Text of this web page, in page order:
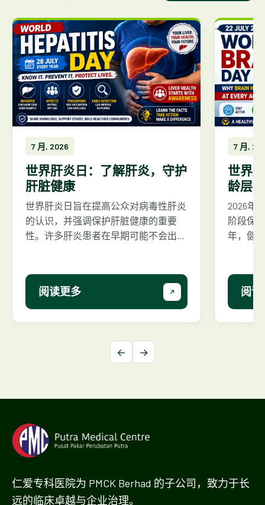
7 月, 2026
世界肝炎日：了解肝炎，守护
肝脏健康
世界肝炎日旨在提高公众对病毒性肝炎
的认识，并强调保护肝脏健康的重要
性。许多肝炎患者在早期可能不会出现
的误区、维护肝脏健康的实用方法，以
及如何通过明智的医疗决策帮助建设更
健康的社区。
阅读更多
7 月,
世界
龄层
2026年
阶段保
年，健
用方法
设更健
阅读
← →
仁爱专科医院为 PMCK Berhad 的子公司，致力于长
远的临床卓越与企业治理。